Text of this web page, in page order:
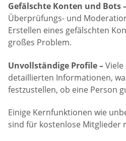
Gefälschte Konten und Bots
Überprüfungs- und
Erstellen eines gefälschten
großes Problem.
Unvollständige Profile –
detaillierten Informationen,
festzustellen, ob eine Person
Einige Kernfunktionen wie
sind für kostenlose Mitglieder